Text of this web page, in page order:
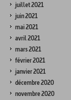
juillet 2021
juin 2021
mai 2021
avril 2021
mars 2021
février 2021
janvier 2021
décembre 2020
novembre 2020